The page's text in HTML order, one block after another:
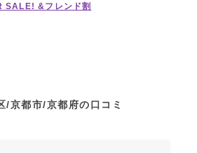
SALE! &フレンド割
/京都市/京都府の口コミ